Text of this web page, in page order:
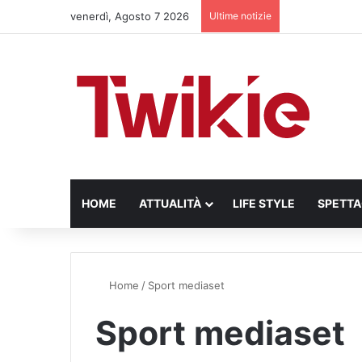
venerdì, Agosto 7 2026 Ultime notizie
HOME ATTUALITÀ LIFE STYLE
Home / Sport mediaset
Sport mediaset